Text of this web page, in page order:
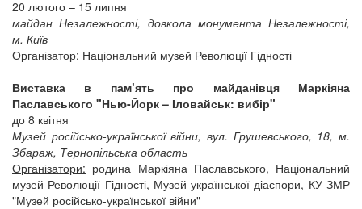
20 лютого – 15 липня
майдан Незалежності, довкола монумента Незалежності,
м. Київ
Організатор: Національний музей Революції Гідності
Виставка в пам’ять про майданівця Маркіяна
Паславського "Нью-Йорк – Іловайськ: вибір"
до 8 квітня
Музей російсько-української війни, вул. Грушевського, 18, м.
Збараж, Тернопільська область
Організатори: родина Маркіяна Паславського, Національний
музей Революції Гідності, Музей української діаспори, КУ ЗМР
"Музей російсько-української війни"